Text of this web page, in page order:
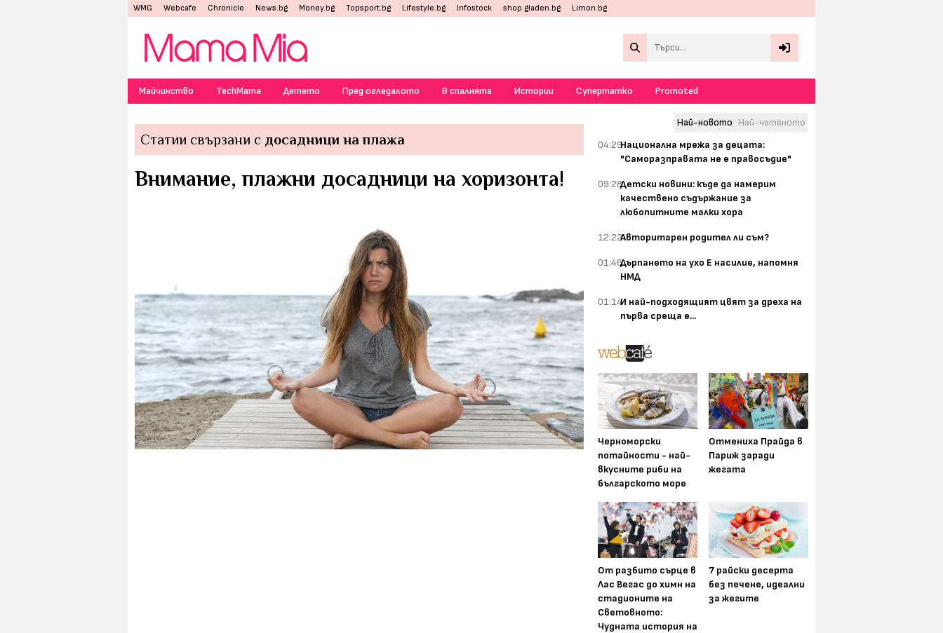
WMG Webcafe Chronicle News.bg Money.bg Topsport.bg Lifestyle.bg Infostock shop.gladen.bg Limon.bg
Майчинство TechMama Детето Пред огледалото В спалнята Истории Супертатко Promoted
Статии свързани с досадници на плажа
Внимание, плажни досадници на хоризонта!
Най-новото Най-четеното
04:29Национална мрежа за децата:
"Саморазправата не е правосъдие"
09:28Детски новини: къде да намерим
качествено съдържание за
любопитните малки хора
12:22Авторитарен родител ли съм?
01:46Дърпането на ухо Е насилие, напомня
НМД
01:14И най-подходящият цвят за дреха на
първа среща е...
Черноморски
потайности - най-
вкусните риби на
българското море
Отмениха Прайда в
Париж заради
жегата
От разбито сърце в
Лас Вегас до химн на
стадионите на
Световното:
Чудната история на
7 райски десерта
без печене, идеални
за жегите